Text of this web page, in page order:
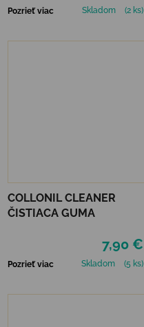
Pozrieť viac Skladom (2 ks)
COLLONIL CLEANER
ČISTIACA GUMA
7,90 €
Pozrieť viac Skladom (5 ks)